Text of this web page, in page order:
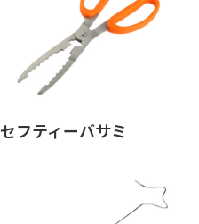
セフティーバサミ